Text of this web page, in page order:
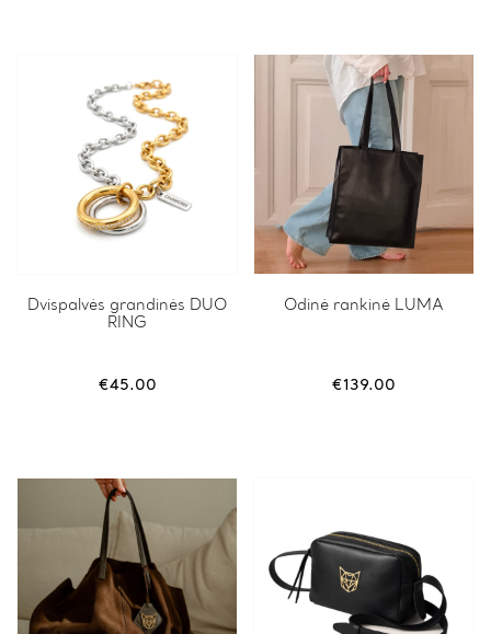
Dvispalvės grandinės DUO
RING
€45.00
Odinė rankinė LUMA
€139.00